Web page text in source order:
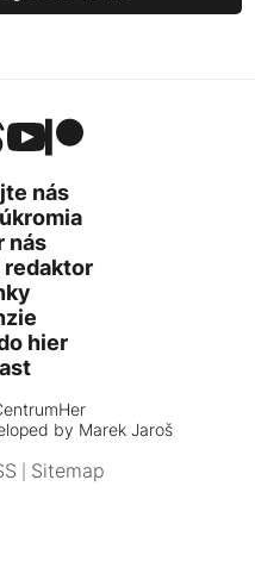
nás
nás
hier
by Marek Jaroš
Sitemap